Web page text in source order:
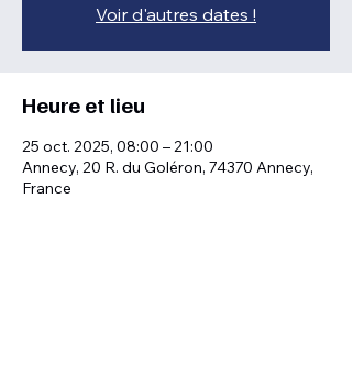
Voir d'autres dates !
Heure et lieu
25 oct. 2025, 08:00 – 21:00
Annecy, 20 R. du Goléron, 74370 Annecy,
France